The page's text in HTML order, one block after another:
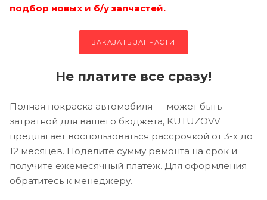
подбор новых и б/у запчастей.
ЗАКАЗАТЬ ЗАПЧАСТИ
Не платите все сразу!
Полная покраска автомобиля — может быть
затратной для вашего бюджета, KUTUZOVV
предлагает воспользоваться рассрочкой от 3-х до
12 месяцев. Поделите сумму ремонта на срок и
получите ежемесячный платеж. Для оформления
обратитесь к менеджеру.